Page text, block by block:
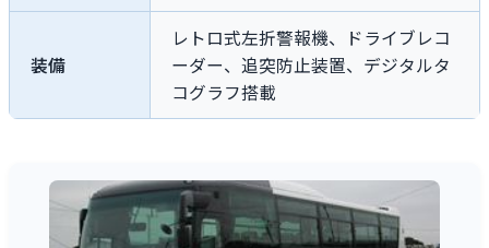
装備
レトロ式左折警報機、ドライブレコ
ーダー、追突防止装置、デジタルタ
コグラフ搭載